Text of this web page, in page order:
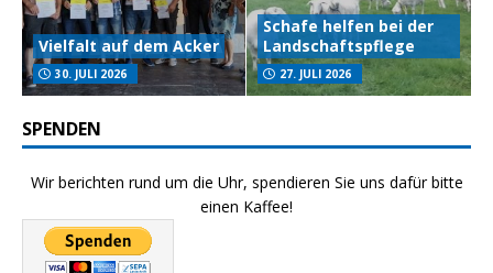
Vielfalt auf dem Acker
30. JULI 2026
Schafe helfen bei der
Landschaftspflege
27. JULI 2026
SPENDEN
Wir berichten rund um die Uhr, spendieren Sie uns dafür bitte
einen Kaffee!